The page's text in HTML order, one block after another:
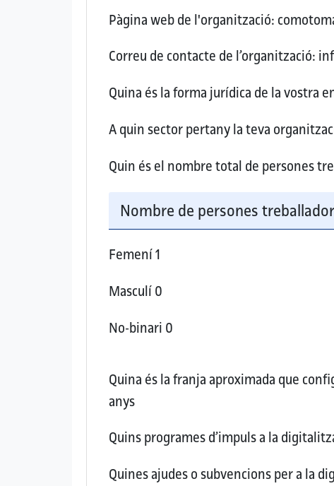
Pàgina web de l'organització:
Correu de contacte de l’organització:
Quina és la forma jurídica de la vostra
A quin sector pertany la teva
Quin és el nombre total de persones
Nombre de persones
Femení1
Masculí0
No-binari 0
Quina és la franja aproximada que
anys
Quins programes d’impuls a la
Quines ajudes o subvencions per a la